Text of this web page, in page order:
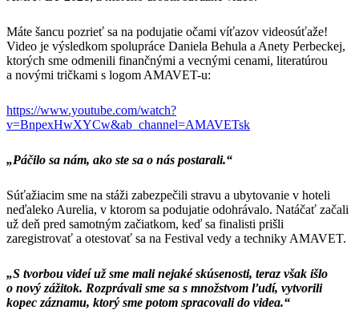
Máte šancu pozrieť sa na podujatie očami víťazov videosúťaže!
Video je výsledkom spolupráce Daniela Behula a Anety Perbeckej,
ktorých sme odmenili finančnými a vecnými cenami, literatúrou
a novými tričkami s logom AMAVET-u:
https://www.youtube.com/watch?
v=BnpexHwXYCw&ab_channel=AMAVETsk
„Páčilo sa nám, ako ste sa o nás postarali.“
Súťažiacim sme na stáži zabezpečili stravu a ubytovanie v hoteli
neďaleko Aurelia, v ktorom sa podujatie odohrávalo. Natáčať začali
už deň pred samotným začiatkom, keď sa finalisti prišli
zaregistrovať a otestovať sa na Festival vedy a techniky AMAVET.
„S tvorbou videí už sme mali nejaké skúsenosti, teraz však išlo
o nový zážitok. Rozprávali sme sa s množstvom ľudí, vytvorili
kopec záznamu, ktorý sme potom spracovali do videa.“